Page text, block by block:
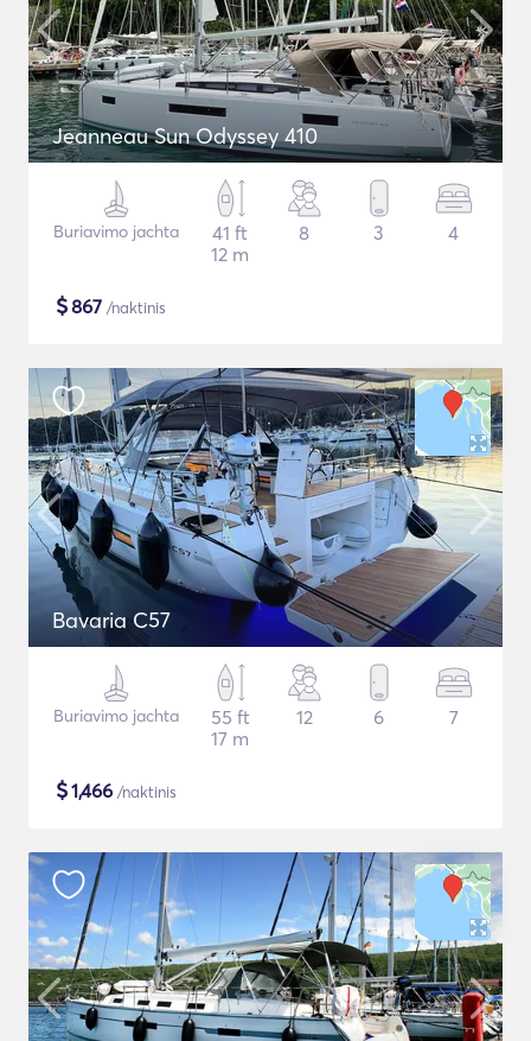
Jeanneau Sun Odyssey 410
Buriavimo jachta
41 ft
12 m
8 3 4
$867 /naktinis
Bavaria C57
Buriavimo jachta
55 ft
17 m
12 6 7
$1,466 /naktinis